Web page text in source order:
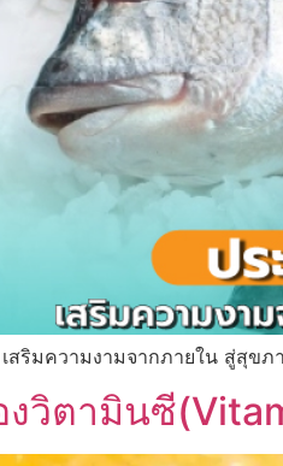
สริมความงามจากภายใน สู่สุข
วิตามินซี